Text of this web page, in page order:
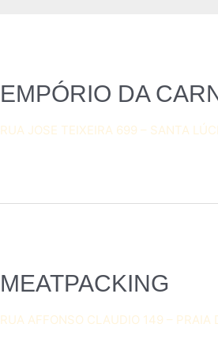
EMPÓRIO DA
RUA JOSE TEIXEIRA 699 – SANTA
MEATPACKING
RUA AFFONSO CLAUDIO 149 – PRAIA